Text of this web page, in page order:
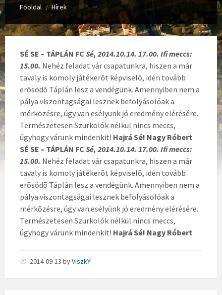
Főoldal / Hírek
SÉ SE – TÁPLÁN FC Sé, 2014.10.14. 17.00. Ifi meccs:
15.00. Nehéz feladat vár csapatunkra, hiszen a már
tavaly is komoly játékerõt képviselõ, idén tovább
erõsödõ Táplán lesz a vendégünk. Amennyiben nem a
pálya viszontagságai lesznek befolyásolóak a
mérkõzésre, úgy van esélyünk jó eredmény elérésére.
Természetesen Szurkolók nélkül nincs meccs,
úgyhogy várunk mindenkit! Hajrá Sé! Nagy Róbert
SÉ SE – TÁPLÁN FC Sé, 2014.10.14. 17.00. Ifi meccs:
15.00. Nehéz feladat vár csapatunkra, hiszen a már
tavaly is komoly játékerõt képviselõ, idén tovább
erõsödõ Táplán lesz a vendégünk. Amennyiben nem a
pálya viszontagságai lesznek befolyásolóak a
mérkõzésre, úgy van esélyünk jó eredmény elérésére.
Természetesen Szurkolók nélkül nincs meccs,
úgyhogy várunk mindenkit! Hajrá Sé! Nagy Róbert
2014-09-13 byViszkY